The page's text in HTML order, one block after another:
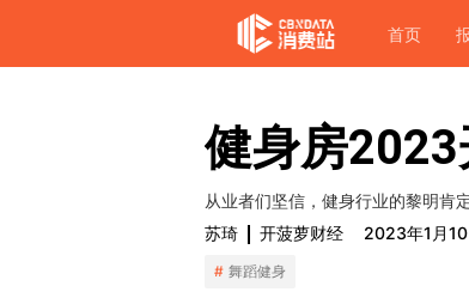
首页
健身房
从业者们坚信，健身行业的黎明肯
苏琦
开菠萝财经 2023年1月10
舞蹈健身